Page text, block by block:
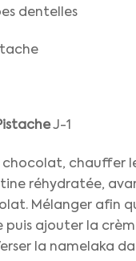
dentelles
J-1
chocolat, chauffer
réhydratée,
Mélanger afin
puis ajouter la
la namelaka